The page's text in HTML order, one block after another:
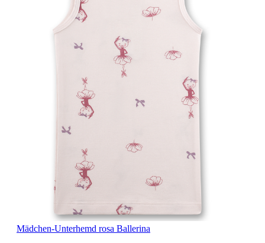
Mädchen-Unterhemd rosa Ballerina